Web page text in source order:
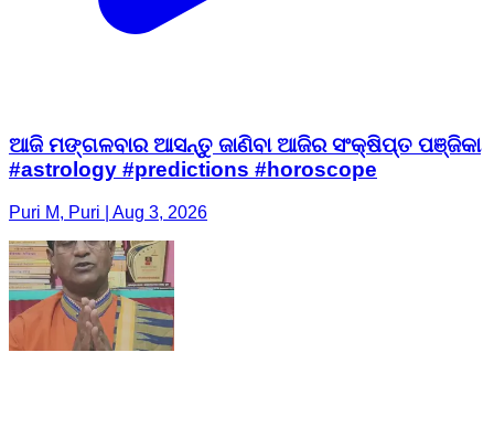
ଆଜି ମଙ୍ଗଳବାର ଆସନ୍ତୁ ଜାଣିବା ଆଜିର ସଂକ୍ଷିପ୍ତ ପଞ୍ଜିକା
#astrology #predictions #horoscope
Puri M, Puri | Aug 3, 2026